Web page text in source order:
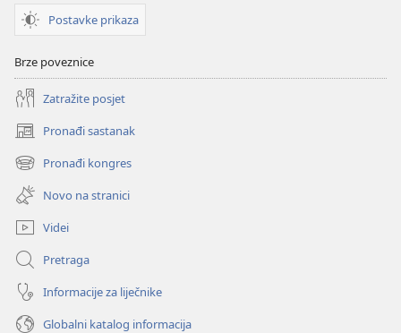
Postavke prikaza
Brze poveznice
Zatražite posjet
Pronađi sastanak
(otvara
se
novi
prozor)
Pronađi kongres
(otvara
se
novi
prozor)
Novo na stranici
Videi
Pretraga
Informacije za liječnike
Globalni katalog informacija